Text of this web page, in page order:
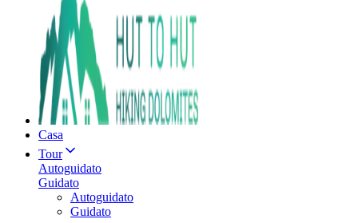
Casa
Tour
Autoguidato
Guidato
Autoguidato
Guidato